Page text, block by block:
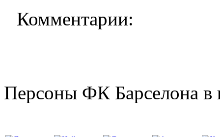
Комментарии:
Персоны ФК Барселона в